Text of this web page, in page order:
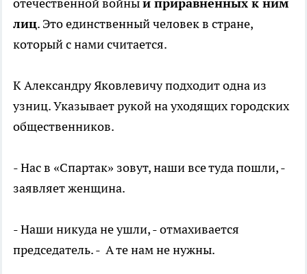
лиц. Это единственный человек в стране,
который с нами считается.
К Александру Яковлевичу подходит одна из
узниц. Указывает рукой на уходящих городских
общественников.
- Нас в «Спартак» зовут, наши все туда пошли, -
заявляет женщина.
- Наши никуда не ушли, - отмахивается
председатель. - А те нам не нужны.